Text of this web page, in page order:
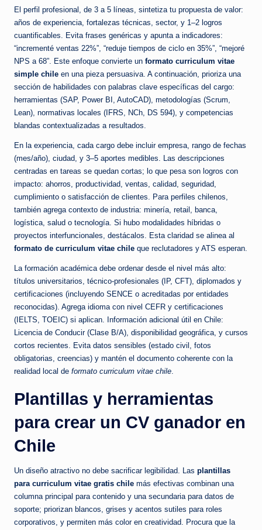
El perfil profesional, de 3 a 5 líneas, sintetiza tu propuesta de valor:
años de experiencia, fortalezas técnicas, sector, y 1–2 logros
cuantificables. Evita frases genéricas y apunta a indicadores:
“incrementé ventas 22%”, “reduje tiempos de ciclo en 35%”, “mejoré
NPS a 68”. Este enfoque convierte un formato curriculum vitae
simple chile en una pieza persuasiva. A continuación, prioriza una
sección de habilidades con palabras clave específicas del cargo:
herramientas (SAP, Power BI, AutoCAD), metodologías (Scrum,
Lean), normativas locales (IFRS, NCh, DS 594), y competencias
blandas contextualizadas a resultados.
En la experiencia, cada cargo debe incluir empresa, rango de fechas
(mes/año), ciudad, y 3–5 aportes medibles. Las descripciones
centradas en tareas se quedan cortas; lo que pesa son logros con
impacto: ahorros, productividad, ventas, calidad, seguridad,
cumplimiento o satisfacción de clientes. Para perfiles chilenos,
también agrega contexto de industria: minería, retail, banca,
logística, salud o tecnología. Si hubo modalidades híbridas o
proyectos interfuncionales, destácalos. Esta claridad se alinea al
formato de curriculum vitae chile que reclutadores y ATS esperan.
La formación académica debe ordenar desde el nivel más alto:
títulos universitarios, técnico-profesionales (IP, CFT), diplomados y
certificaciones (incluyendo SENCE o acreditadas por entidades
reconocidas). Agrega idioma con nivel CEFR y certificaciones
(IELTS, TOEIC) si aplican. Información adicional útil en Chile:
Licencia de Conducir (Clase B/A), disponibilidad geográfica, y cursos
cortos recientes. Evita datos sensibles (estado civil, fotos
obligatorias, creencias) y mantén el documento coherente con la
realidad local de formato curriculum vitae chile.
Plantillas y herramientas
para crear un CV ganador en
Chile
Un diseño atractivo no debe sacrificar legibilidad. Las plantillas
para curriculum vitae gratis chile más efectivas combinan una
columna principal para contenido y una secundaria para datos de
soporte; priorizan blancos, grises y acentos sutiles para roles
corporativos, y permiten más color en creatividad. Procura que la